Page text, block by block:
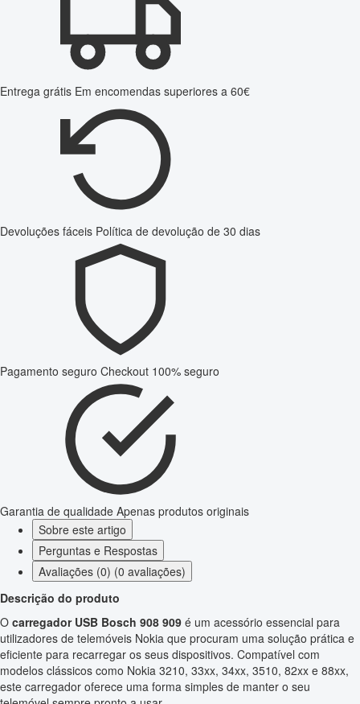
Entrega grátis Em encomendas superiores a 60€
Devoluções fáceis Política de devolução de 30 dias
Pagamento seguro Checkout 100% seguro
Garantia de qualidade Apenas produtos originais
Sobre este artigo
Perguntas e Respostas
Avaliações (0) (0 avaliações)
Descrição do produto
O carregador USB Bosch 908 909 é um acessório essencial para
utilizadores de telemóveis Nokia que procuram uma solução prática e
eficiente para recarregar os seus dispositivos. Compatível com
modelos clássicos como Nokia 3210, 33xx, 34xx, 3510, 82xx e 88xx,
este carregador oferece uma forma simples de manter o seu